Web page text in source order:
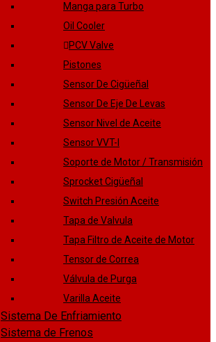
Manga para Turbo
Oil Cooler
PCV Valve
Pistones
Sensor De Cigüeñal
Sensor De Eje De Levas
Sensor Nivel de Aceite
Sensor VVT-I
Soporte de Motor / Transmisión
Sprocket Cigüeñal
Switch Presión Aceite
Tapa de Valvula
Tapa Filtro de Aceite de Motor
Tensor de Correa
Válvula de Purga
Varilla Aceite
Sistema De Enfriamiento
Sistema de Frenos